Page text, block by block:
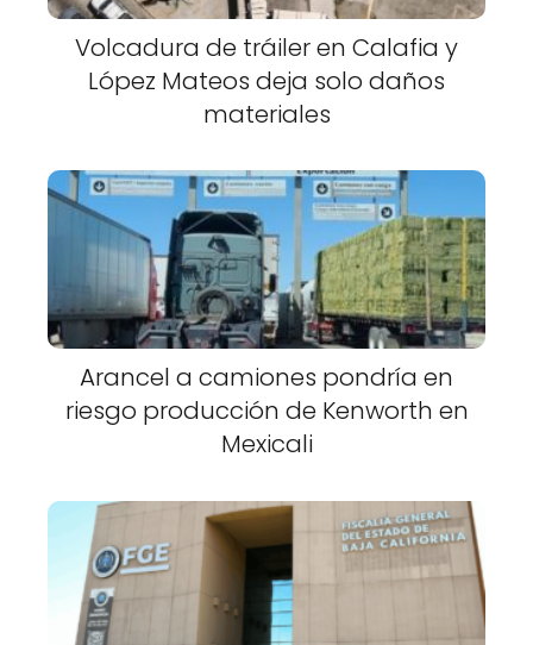
Volcadura de tráiler en Calafia y
López Mateos deja solo daños
materiales
Arancel a camiones pondría en
riesgo producción de Kenworth en
Mexicali